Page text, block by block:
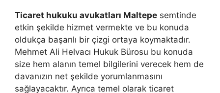
Ticaret hukuku avukatları Maltepe semtinde
etkin şekilde hizmet vermekte ve bu konuda
oldukça başarılı bir çizgi ortaya koymaktadır.
Mehmet Ali Helvacı Hukuk Bürosu bu konuda
size hem alanın temel bilgilerini verecek hem de
davanızın net şekilde yorumlanmasını
sağlayacaktır. Ayrıca temel olarak ticaret